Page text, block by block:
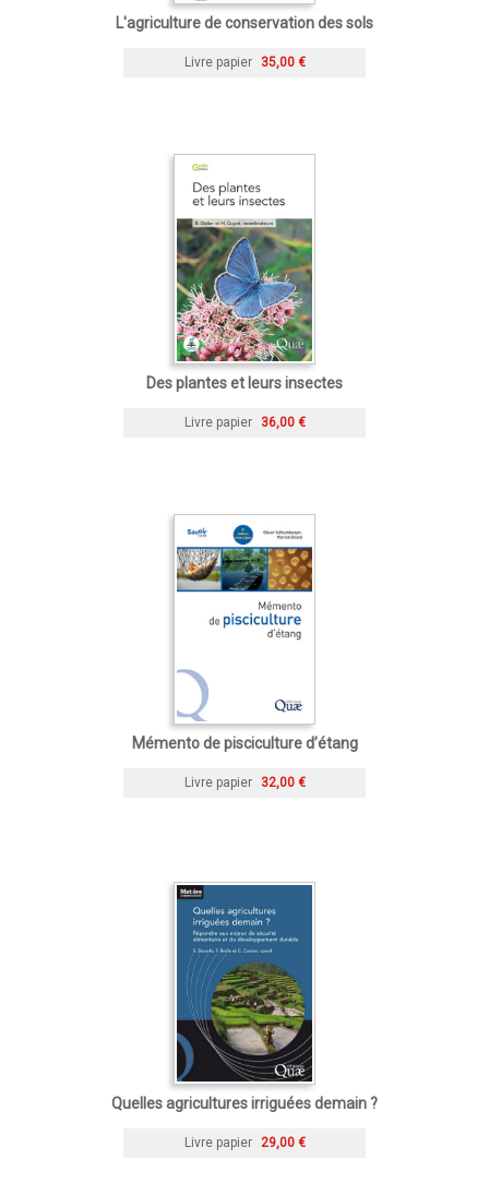
L'agriculture de conservation des sols
Livre papier 35,00 €
Des plantes et leurs insectes
Livre papier 36,00 €
Mémento de pisciculture d’étang
Livre papier 32,00 €
Quelles agricultures irriguées demain ?
Livre papier 29,00 €